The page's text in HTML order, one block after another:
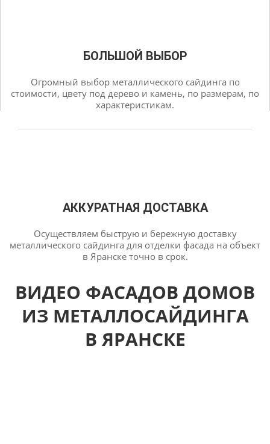
БОЛЬШОЙ ВЫБОР
Огромный выбор металлического сайдинга по
стоимости, цвету под дерево и камень, по размерам, по
характеристикам.
АККУРАТНАЯ ДОСТАВКА
Осуществляем быструю и бережную доставку
металлического сайдинга для отделки фасада на объект
в Яранске точно в срок.
ВИДЕО ФАСАДОВ ДОМОВ
ИЗ МЕТАЛЛОСАЙДИНГА
В ЯРАНСКЕ